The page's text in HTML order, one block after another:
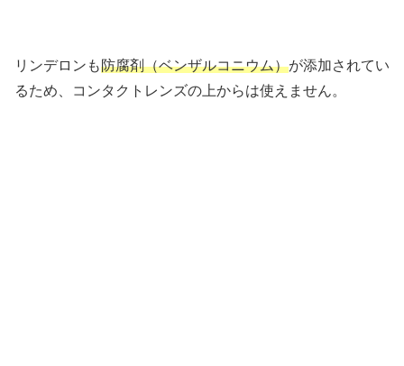
リンデロンも防腐剤（ベンザルコニウム）が添加されてい
るため、コンタクトレンズの上からは使えません。